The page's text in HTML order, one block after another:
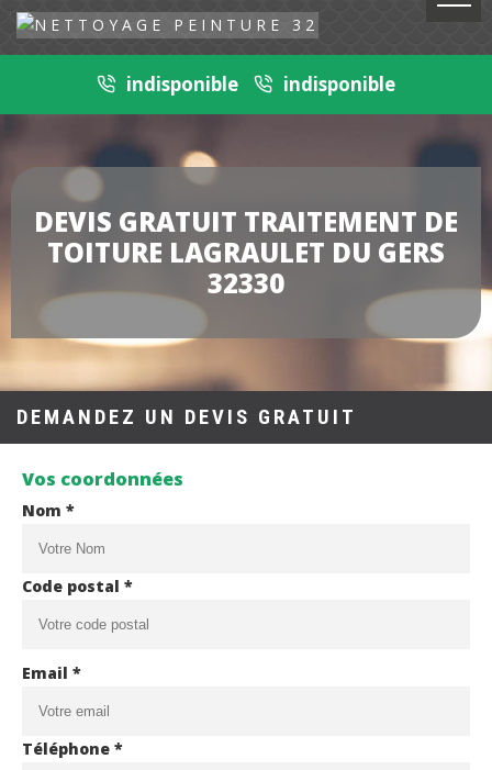
indisponible indisponible
DEVIS GRATUIT TRAITEMENT DE
TOITURE LAGRAULET DU GERS
32330
DEMANDEZ UN DEVIS GRATUIT
Vos coordonnées
Nom *
Code postal *
Email *
Téléphone *